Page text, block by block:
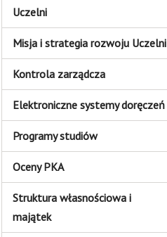
Uczelni
Misja i strategia rozwoju Uczelni
Kontrola zarządcza
Elektroniczne systemy doręczeń
Programy studiów
Oceny PKA
Struktura własnościowa i
majątek